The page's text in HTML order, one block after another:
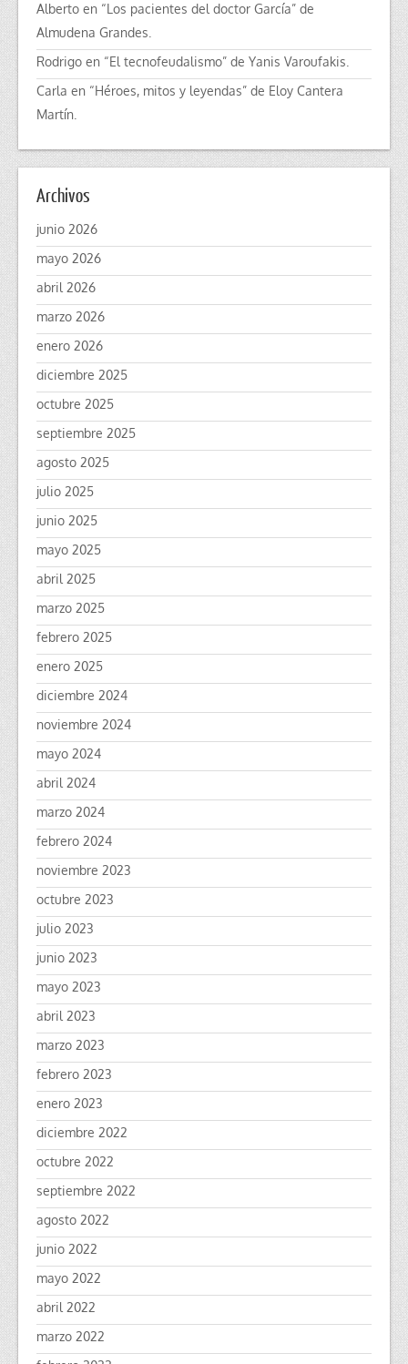
Alberto en “Los pacientes del doctor García” de
Almudena Grandes.
Rodrigo en “El tecnofeudalismo” de Yanis Varoufakis.
Carla en “Héroes, mitos y leyendas” de Eloy Cantera
Martín.
Archivos
junio 2026
mayo 2026
abril 2026
marzo 2026
enero 2026
diciembre 2025
octubre 2025
septiembre 2025
agosto 2025
julio 2025
junio 2025
mayo 2025
abril 2025
marzo 2025
febrero 2025
enero 2025
diciembre 2024
noviembre 2024
mayo 2024
abril 2024
marzo 2024
febrero 2024
noviembre 2023
octubre 2023
julio 2023
junio 2023
mayo 2023
abril 2023
marzo 2023
febrero 2023
enero 2023
diciembre 2022
octubre 2022
septiembre 2022
agosto 2022
junio 2022
mayo 2022
abril 2022
marzo 2022